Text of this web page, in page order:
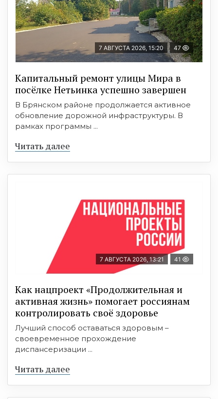
7 АВГУСТА 2026, 15:20 47
Капитальный ремонт улицы Мира в
посёлке Нетьинка успешно завершен
В Брянском районе продолжается активное
обновление дорожной инфраструктуры. В
рамках программы ...
Читать далее
7 АВГУСТА 2026, 13:21 41
Как нацпроект «Продолжительная и
активная жизнь» помогает россиянам
контролировать своё здоровье
Лучший способ оставаться здоровым –
своевременное прохождение
диспансеризации ...
Читать далее